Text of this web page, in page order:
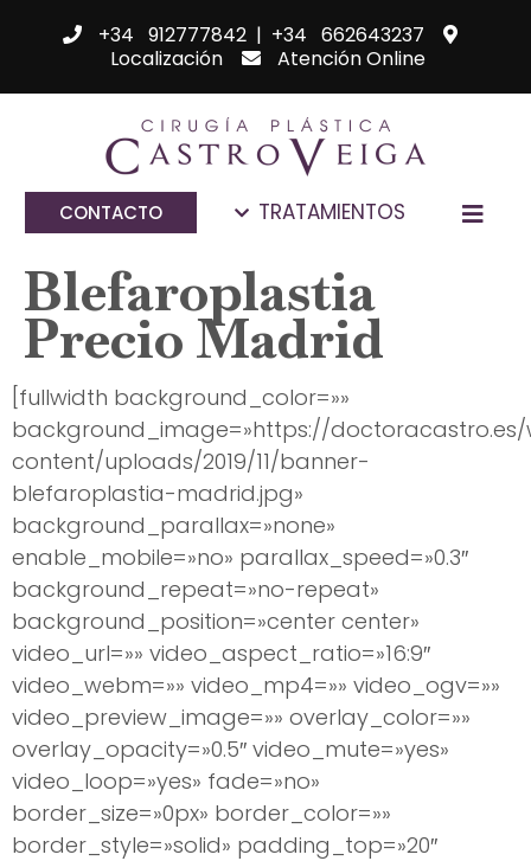
+34 912777842| +34 662643237
Localización
Atención Online
CONTACTO TRATAMIENTOS
Blefaroplastia
Precio Madrid
[fullwidth background_color=»»
background_image=»https://
content/uploads/2019/11/banner-
blefaroplastia-madrid.jpg»
background_parallax=»none»
enable_mobile=»no» parallax_speed=»0.3″
background_repeat=»no-repeat»
background_position=»center center»
video_url=»» video_aspect_ratio=»16:9″
video_webm=»» video_mp4=»» video_ogv=»»
video_preview_image=»» overlay_color=»»
overlay_opacity=»0.5″ video_mute=»yes»
video_loop=»yes» fade=»no»
border_size=»0px» border_color=»»
border_style=»solid» padding_top=»20″